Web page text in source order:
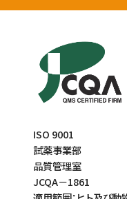
ISO 9001
試薬事業部
品質管理室
JCQA－1861